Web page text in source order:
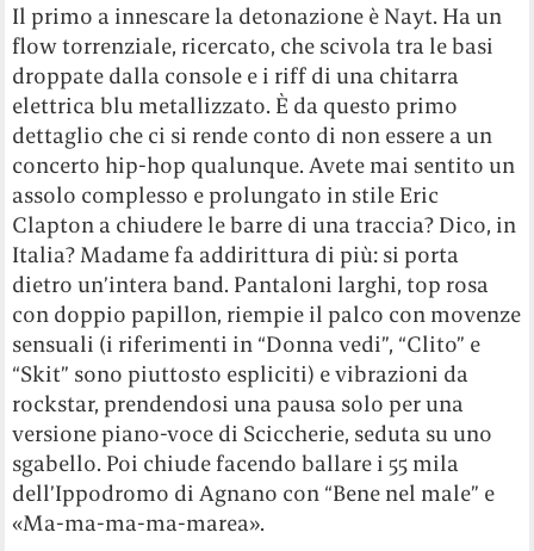
Il primo a innescare la detonazione è Nayt. Ha un
flow torrenziale, ricercato, che scivola tra le basi
droppate dalla console e i riff di una chitarra
elettrica blu metallizzato. È da questo primo
dettaglio che ci si rende conto di non essere a un
concerto hip-hop qualunque. Avete mai sentito un
assolo complesso e prolungato in stile Eric
Clapton a chiudere le barre di una traccia? Dico, in
Italia? Madame fa addirittura di più: si porta
dietro un’intera band. Pantaloni larghi, top rosa
con doppio papillon, riempie il palco con movenze
sensuali (i riferimenti in “Donna vedi”, “Clito” e
“Skit” sono piuttosto espliciti) e vibrazioni da
rockstar, prendendosi una pausa solo per una
versione piano-voce di Sciccherie, seduta su uno
sgabello. Poi chiude facendo ballare i 55 mila
dell’Ippodromo di Agnano con “Bene nel male” e
«Ma-ma-ma-ma-marea».